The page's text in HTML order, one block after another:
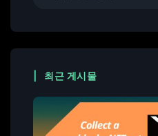
최근 게시물